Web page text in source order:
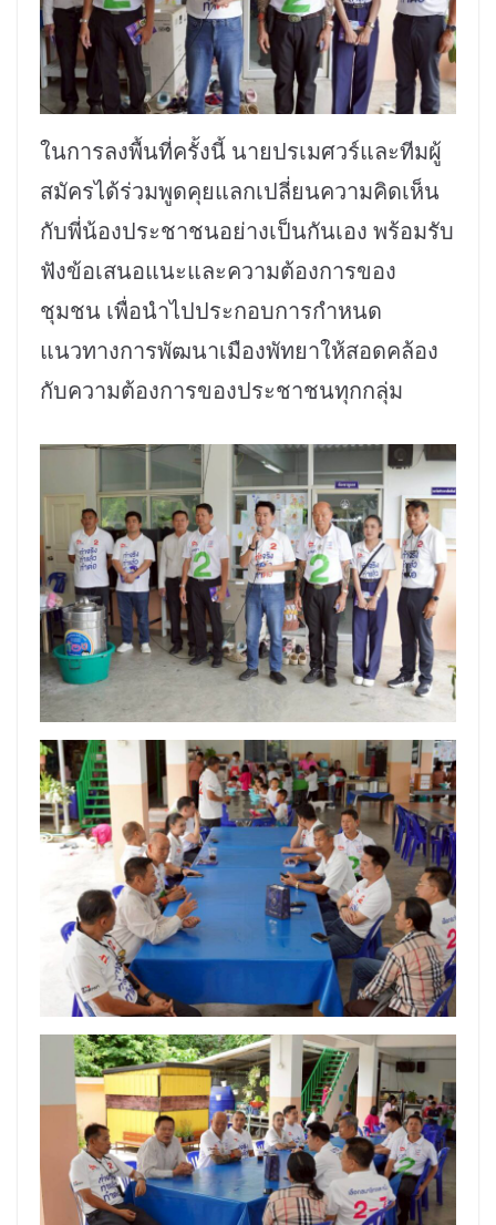
ในการลงพื้นที่ครั้งนี้ นายปรเมศวร์และทีมผู้
สมัครได้ร่วมพูดคุยแลกเปลี่ยนความคิดเห็น
กับพี่น้องประชาชนอย่างเป็นกันเอง พร้อมรับ
ฟังข้อเสนอแนะและความต้องการของ
ชุมชน เพื่อนำไปประกอบการกำหนด
แนวทางการพัฒนาเมืองพัทยาให้สอดคล้อง
กับความต้องการของประชาชนทุกกลุ่ม